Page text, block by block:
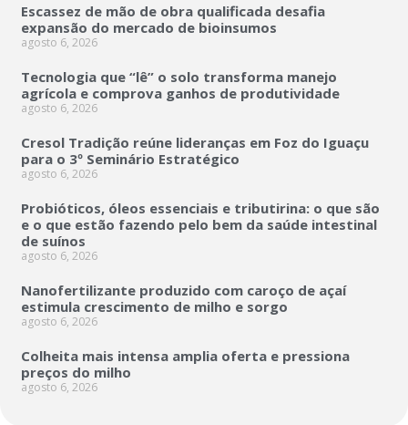
Escassez de mão de obra qualificada desafia
expansão do mercado de bioinsumos
agosto 6, 2026
Tecnologia que “lê” o solo transforma manejo
agrícola e comprova ganhos de produtividade
agosto 6, 2026
Cresol Tradição reúne lideranças em Foz do Iguaçu
para o 3º Seminário Estratégico
agosto 6, 2026
Probióticos, óleos essenciais e tributirina: o que são
e o que estão fazendo pelo bem da saúde intestinal
de suínos
agosto 6, 2026
Nanofertilizante produzido com caroço de açaí
estimula crescimento de milho e sorgo
agosto 6, 2026
Colheita mais intensa amplia oferta e pressiona
preços do milho
agosto 6, 2026